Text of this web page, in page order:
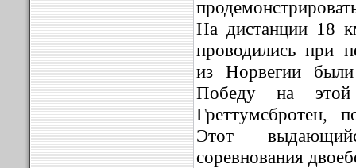
На дистанции 18
проводились при
из Норвегии
Победу на
Греттумсбротен,
Этот
соревнования